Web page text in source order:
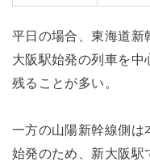
平日の場合、東海道新
大阪駅始発の列車を
残ることが多い。
一方の山陽新幹線側は
始発のため、新大阪駅